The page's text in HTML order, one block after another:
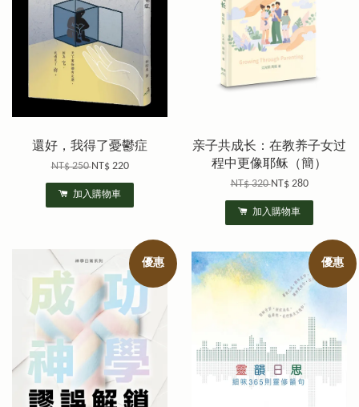
還好，我得了憂鬱症
NT$ 250NT$ 220
加入購物車
亲子共成长：在教养子女过
程中更像耶稣（簡）
NT$ 320NT$ 280
加入購物車
優惠 優惠